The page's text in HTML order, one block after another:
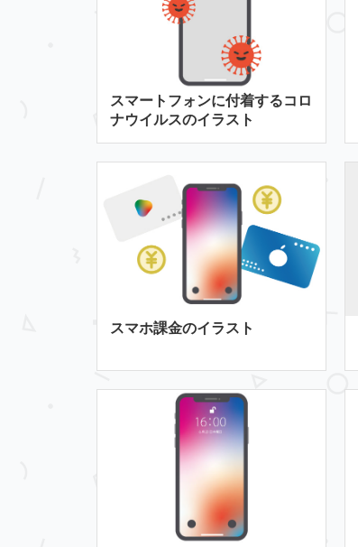
スマートフォンに付着するコロ
ナウイルスのイラスト
スマホ課金のイラスト